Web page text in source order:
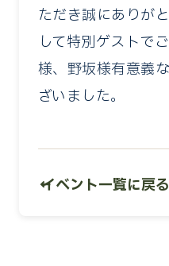
ただき誠にありが
して特別ゲストで
様、野坂様有意義
ざいました。
← イベント一覧に戻る